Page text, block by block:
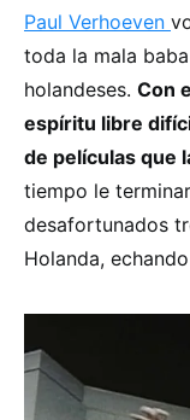
Paul Verhoeven
toda la mala
holandeses. Con
espíritu libre
de películas que
tiempo le
desafortunados
Holanda,